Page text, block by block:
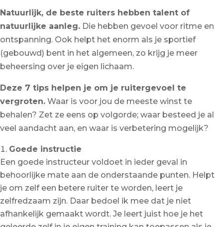
Natuurlijk, de beste ruiters hebben talent of
natuurlijke aanleg. Die hebben gevoel voor ritme en
ontspanning. Ook helpt het enorm als je sportief
(gebouwd) bent in het algemeen, zo krijg je meer
beheersing over je eigen lichaam.
Deze 7 tips helpen je om je ruitergevoel te
vergroten. Waar is voor jou de meeste winst te
behalen? Zet ze eens op volgorde; waar besteed je al
veel aandacht aan, en waar is verbetering mogelijk?
Goede instructie
Een goede instructeur voldoet in ieder geval in
behoorlijke mate aan de onderstaande punten. Helpt
je om zelf een betere ruiter te worden, leert je
zelfredzaam zijn. Daar bedoel ik mee dat je niet
afhankelijk gemaakt wordt. Je leert juist hoe je het